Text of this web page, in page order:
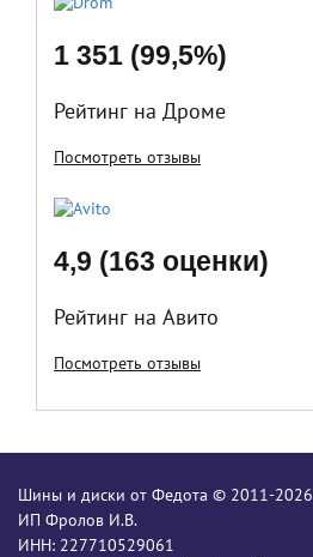
1 351 (99,5%)
Рейтинг на Дроме
Посмотреть отзывы
4,9 (163 оценки)
Рейтинг на Авито
Посмотреть отзывы
Шины и диски от Федота © 2011-2026
ИП Фролов И.В.
ИНН: 227710529061